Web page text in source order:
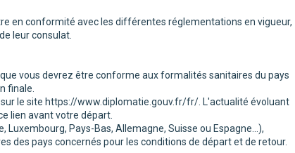
en conformité avec les différentes réglementations en vigueur,
leur consulat.
vous devrez être conforme aux formalités sanitaires du pays
finale.
le site https://www.diplomatie.gouv.fr/fr/. L'actualité évoluant
lien avant votre départ.
Pays-Bas, Allemagne, Suisse ou Espagne...),
des pays concernés pour les conditions de départ et de retour.